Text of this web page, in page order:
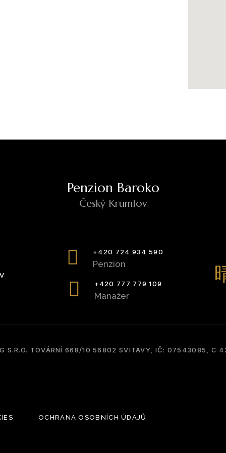
Penzion Baroko
Český Krumlov
+420 724 934 590
Penzion
+420 777 779 109
Manažer
S.R.O. TOVÁRNÍ 668/10 56802 SVITAVY, IČ: 07543085, C
OCHRANA OSOBNÍCH ÚDAJŮ